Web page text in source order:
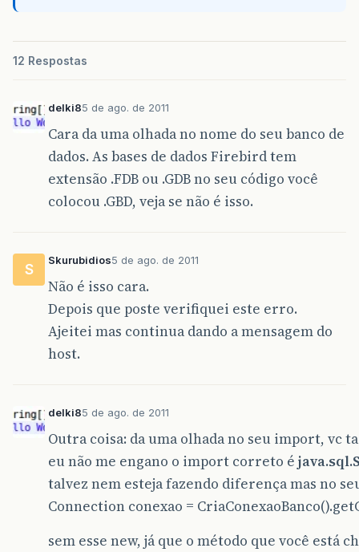
12 Respostas
delki85 de ago. de 2011
Cara da uma olhada no nome do seu banco de
dados. As bases de dados Firebird tem
extensão .FDB ou .GDB no seu código você
colocou .GBD, veja se não é isso.
S
Skurubidios5 de ago. de 2011
Não é isso cara.
Depois que poste verifiquei este erro.
Ajeitei mas continua dando a mensagem do
host.
delki85 de ago. de 2011
Outra coisa: da uma olhada no seu import, vc
eu não me engano o import correto é
talvez nem esteja fazendo diferença mas no
Connection conexao =
sem esse new, já que o método que você está